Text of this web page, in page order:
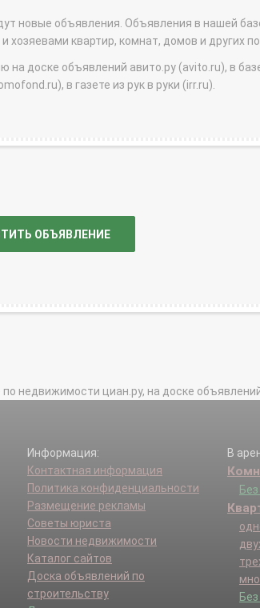
новые объявления. Объявления в нашей
квартир, комнат, домов и других
доске объявлений авито.ру (avito.ru), в
в газете из рук в руки (irr.ru).
ОБЪЯВЛЕНИЕ
недвижимости циан.ру, на доске
Информация:
Контактная информация
Политика конфиденциальности
Размещение рекламы
Советы юриста
Новости недвижимости
Каталог сайтов
Доска объявлений по
строительству
В